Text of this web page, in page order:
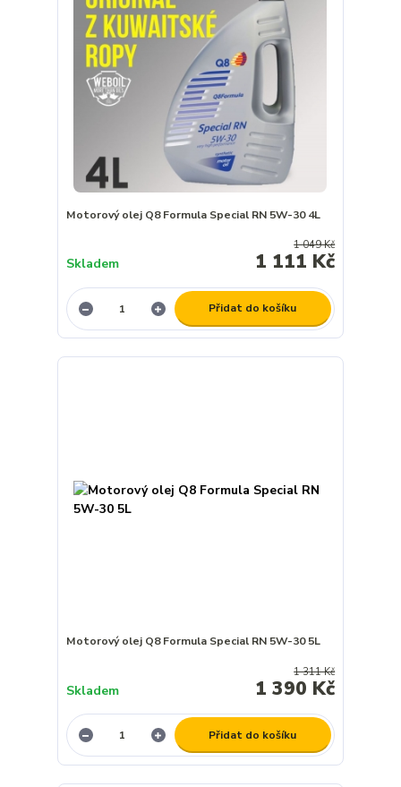
Motorový olej Q8 Formula Special RN 5W-30 4L
1 049 Kč
1 111 Kč
Skladem
Přidat do košíku
Motorový olej Q8 Formula Special RN 5W-30 5L
1 311 Kč
1 390 Kč
Skladem
Přidat do košíku